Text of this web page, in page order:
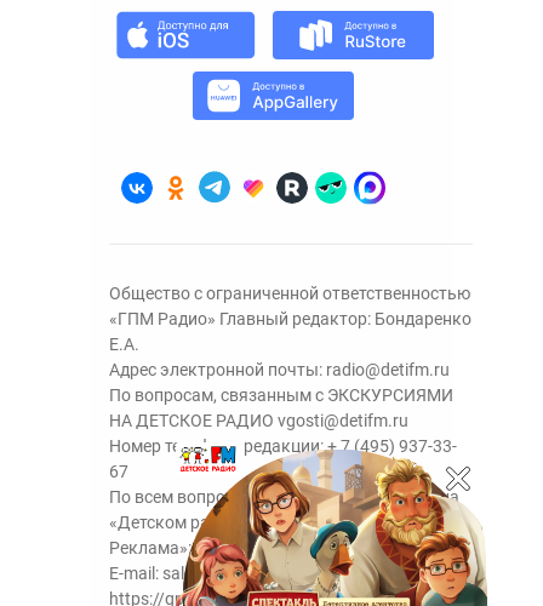
Общество с ограниченной ответственностью
«ГПМ Радио» Главный редактор: Бондаренко
Е.А.
Адрес электронной почты: radio@detifm.ru
По вопросам, связанным с ЭКСКУРСИЯМИ
НА ДЕТСКОЕ РАДИО vgosti@detifm.ru
Номер телефона редакции:+ 7 (495) 937-33-
67
По всем вопросам размещения рекламы на
«Детском радио» - сейлз-хаус «ГПМ
Реклама»:+7 (495) 921-40-41
E-mail: sales@gazprom-media.ru
https://gpmsaleshouse.ru/